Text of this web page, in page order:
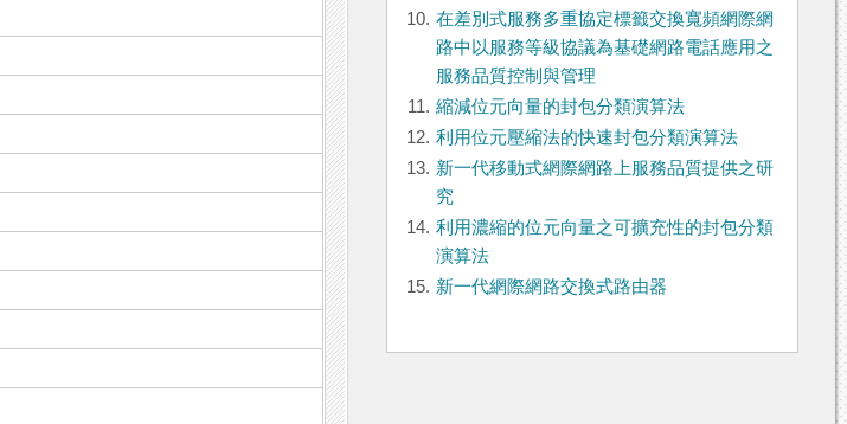
10. 在差別式服務多重協定標籤交換寬頻網際網
路中以服務等級協議為基礎網路電話應用之
服務品質控制與管理
11. 縮減位元向量的封包分類演算法
12. 利用位元壓縮法的快速封包分類演算法
13. 新一代移動式網際網路上服務品質提供之研
究
14. 利用濃縮的位元向量之可擴充性的封包分類
演算法
15. 新一代網際網路交換式路由器